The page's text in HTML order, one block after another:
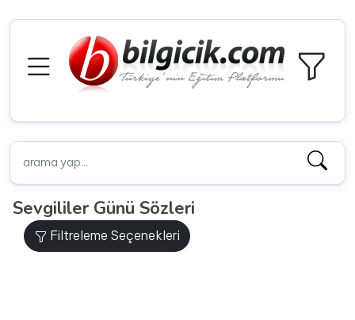
Sevgililer Günü Sözleri
Filtreleme Seçenekleri